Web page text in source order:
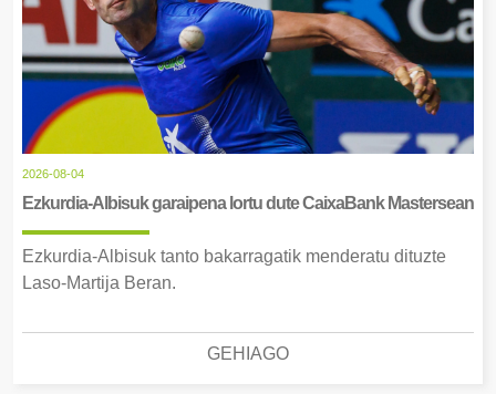
2026-08-04
Ezkurdia-Albisuk garaipena lortu dute CaixaBank Mastersean
Ezkurdia-Albisuk tanto bakarragatik menderatu dituzte
Laso-Martija Beran.
GEHIAGO